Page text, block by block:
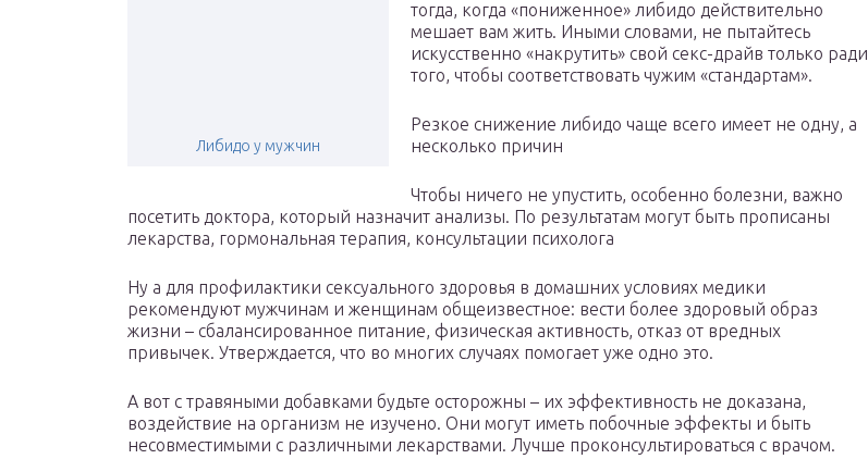
Либидо у мужчин
тогда, когда «пониженное» либидо действительно
мешает вам жить. Иными словами, не пытайтесь
искусственно «накрутить» свой секс-драйв только ради
того, чтобы соответствовать чужим «стандартам».
Резкое снижение либидо чаще всего имеет не одну, а
несколько причин
Чтобы ничего не упустить, особенно болезни, важно
посетить доктора, который назначит анализы. По результатам могут быть прописаны
лекарства, гормональная терапия, консультации психолога
Ну а для профилактики сексуального здоровья в домашних условиях медики
рекомендуют мужчинам и женщинам общеизвестное: вести более здоровый образ
жизни – сбалансированное питание, физическая активность, отказ от вредных
привычек. Утверждается, что во многих случаях помогает уже одно это.
А вот с травяными добавками будьте осторожны – их эффективность не доказана,
воздействие на организм не изучено. Они могут иметь побочные эффекты и быть
несовместимыми с различными лекарствами. Лучше проконсультироваться с врачом.